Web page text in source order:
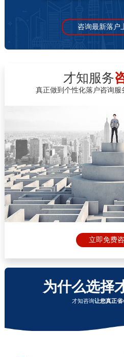
咨询最新落户
才知服务
真正做到个性化落户咨询服
立即免费
为什么选择
才知咨询让您真正